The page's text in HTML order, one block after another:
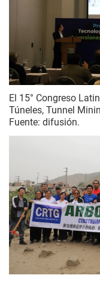
El 15° Congreso
Túneles, Tunnel
Fuente: difusión.